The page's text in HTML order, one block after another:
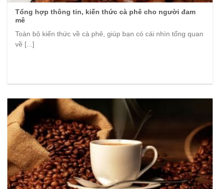
Tổng hợp thông tin, kiến thức cà phê cho người đam
mê
Toàn bộ kiến thức về cà phê, giúp bạn có cái nhìn tổng quan
về [...]